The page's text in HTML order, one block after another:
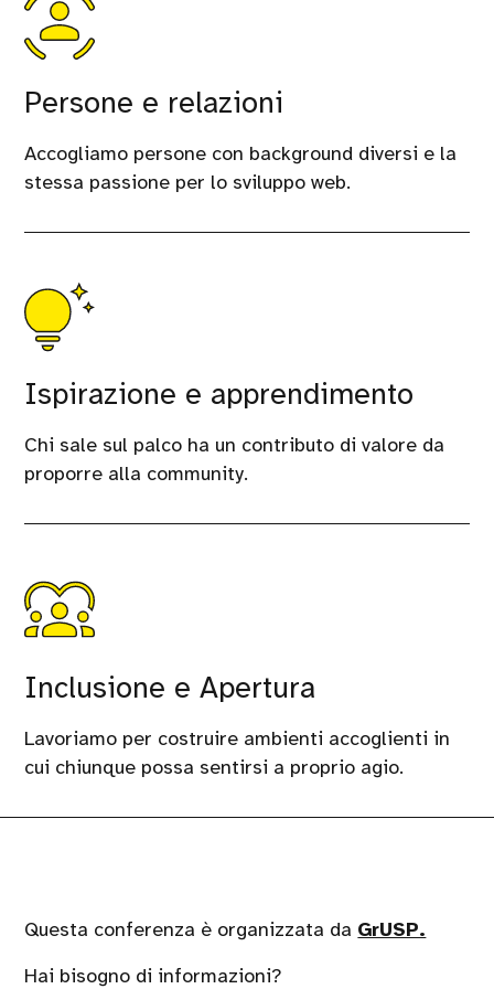
Persone e relazioni
Accogliamo persone con background diversi e la
stessa passione per lo sviluppo web.
Ispirazione e apprendimento
Chi sale sul palco ha un contributo di valore da
proporre alla community.
Inclusione e Apertura
Lavoriamo per costruire ambienti accoglienti in
cui chiunque possa sentirsi a proprio agio.
Questa conferenza è organizzata da GrUSP.
Hai bisogno di informazioni?